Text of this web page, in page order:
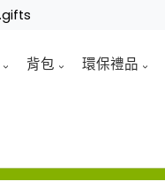
背包 環保禮品